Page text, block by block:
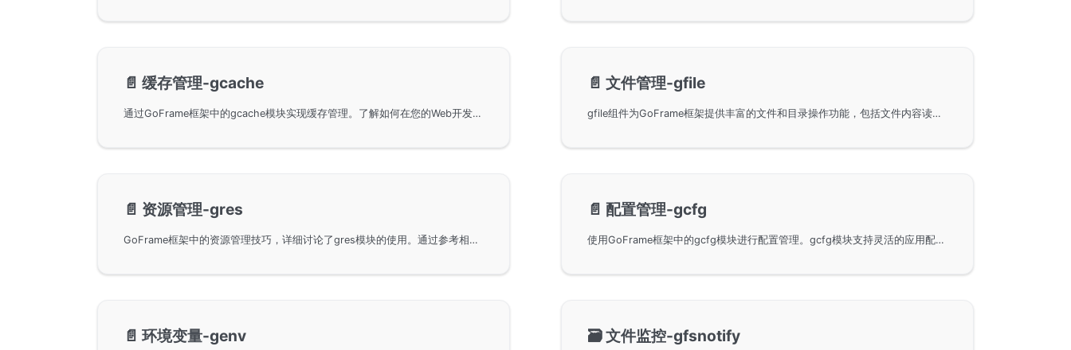
📄️ 缓存管理-gcache
通过GoFrame框架中的gcache模块实现缓存管理。了解如何在您的Web开发项目中使用该模块以提高性能和效率，并获取有关缓存策略、配置和最佳实践的深入指导。
📄️ 文件管理-gfile
gfile组件为GoFrame框架提供丰富的文件和目录操作功能，包括文件内容读取、缓存机制、文件复制与移动、目录扫描及文件权限设置等。支持灵活的路径操作与内容替换，优化文件管理与处理效率，是开发者进行文件操作的优选库。
📄️ 资源管理-gres
GoFrame框架中的资源管理技巧，详细讨论了gres模块的使用。通过参考相关核心组件文档，用户可以优化站点资源管理，提高网站整体性能和表现。
📄️ 配置管理-gcfg
使用GoFrame框架中的gcfg模块进行配置管理。gcfg模块支持灵活的应用配置和系统配置，帮助开发者更加高效地管理和组织配置文件，确保应用程序的稳定性与灵活性。
📄️ 环境变量-genv 🗃️文件监控-gfsnotify